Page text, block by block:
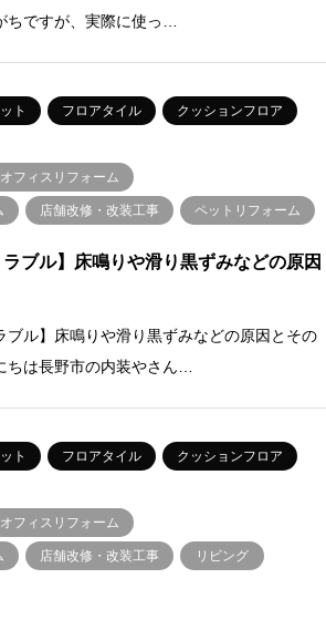
ちですが、実際に使っ…
ト フロアタイル クッションフロア
フィスリフォーム
店舗改修・改装工事 ペットリフォーム
ブル】床鳴りや滑り黒ずみなどの原因
ル】床鳴りや滑り黒ずみなどの原因とその
は長野市の内装やさん…
ト フロアタイル クッションフロア
フィスリフォーム
店舗改修・改装工事 リビング